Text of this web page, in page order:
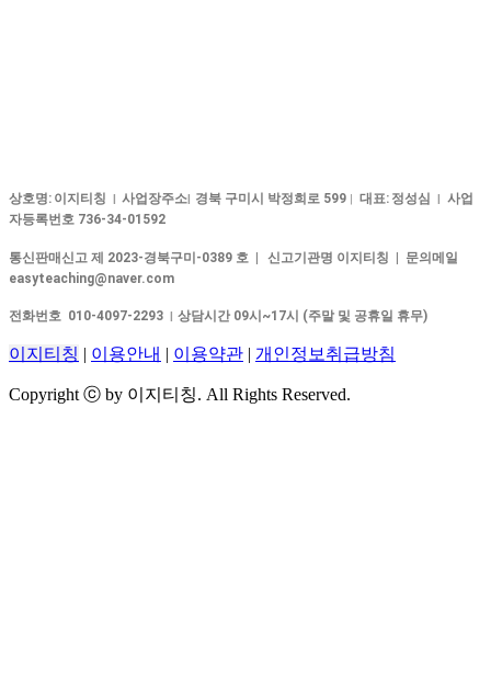
상호명: 이지티칭 사업장주소 경북 구미시 박정희로 599 대표: 정성심
사업
자등록번호 736-34-01592
통신판매신고 제 2023-경북구미-0389 호 |
신고기관명 이지티칭 | 문의메일
easyteaching@naver.com
전화번호 010-4097-2293 상담시간 09시~17시 (주말 및 공휴일 휴무)
이지티칭 | 이용안내 | 이용약관 | 개인정보취급방침
Copyright ⓒ by 이지티칭. All Rights Reserved.